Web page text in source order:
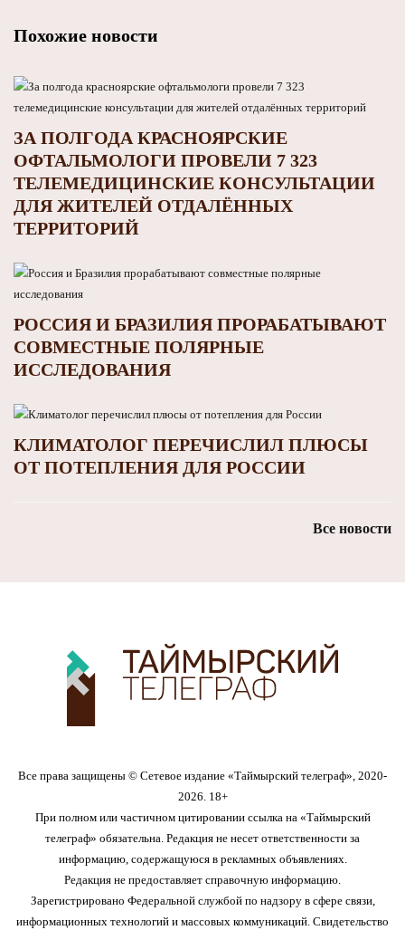
Похожие новости
ЗА ПОЛГОДА КРАСНОЯРСКИЕ
ОФТАЛЬМОЛОГИ ПРОВЕЛИ 7 323
ТЕЛЕМЕДИЦИНСКИЕ КОНСУЛЬТАЦИИ
ДЛЯ ЖИТЕЛЕЙ ОТДАЛЁННЫХ
ТЕРРИТОРИЙ
РОССИЯ И БРАЗИЛИЯ ПРОРАБАТЫВАЮТ
СОВМЕСТНЫЕ ПОЛЯРНЫЕ
ИССЛЕДОВАНИЯ
КЛИМАТОЛОГ ПЕРЕЧИСЛИЛ ПЛЮСЫ
ОТ ПОТЕПЛЕНИЯ ДЛЯ РОССИИ
Все новости
Все права защищены © Сетевое издание «Таймырский телеграф», 2020-
2026. 18+
При полном или частичном цитировании ссылка на «Таймырский
телеграф» обязательна. Редакция не несет ответственности за
информацию, содержащуюся в рекламных объявлениях.
Редакция не предоставляет справочную информацию.
Зарегистрировано Федеральной службой по надзору в сфере связи,
информационных технологий и массовых коммуникаций. Свидетельство